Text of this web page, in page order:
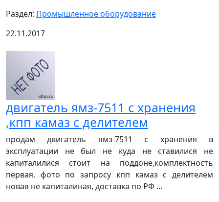
Раздел: Промышленное оборудование
22.11.2017
двигатель ямз-7511 с хранения
,кпп камаз c делителем
продам двигатель ямз-7511 с хранения в
эксплуатации не был не куда не ставилися не
капиталилися стоит на поддоне,комплектность
первая, фото по запросу кпп камаз с делителем
новая не капиталиная, доставка по РФ ...